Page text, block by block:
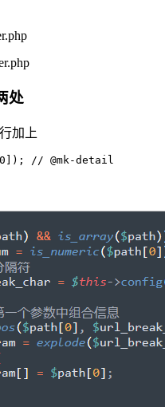
处
加上
// @mk-detail